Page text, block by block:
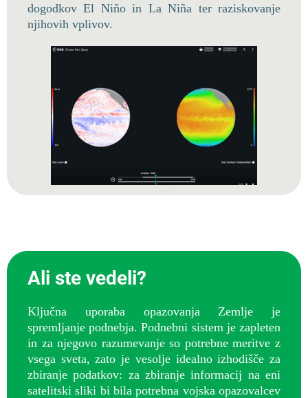
dogodkov El Niño in La Niña ter raziskovanje
njihovih vplivov.
Ali ste vedeli?
Ključna uporaba opazovanja Zemlje je
spremljanje podnebja. Podnebni sistem je zapleten
in za njegovo razumevanje so potrebne meritve z
vsega sveta, zato je vesolje idealno izhodišče za
zbiranje podatkov: za zbiranje informacij na eni
satelitski sliki bi bila potrebna vojska opazovalcev